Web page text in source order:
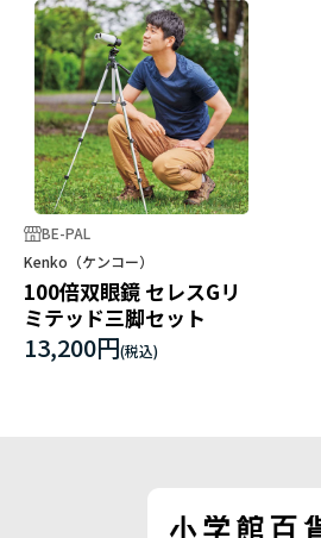
BE-PAL
Kenko（ケンコー）
100倍双眼鏡 セレスGリ
ミテッド三脚セット
13,200円